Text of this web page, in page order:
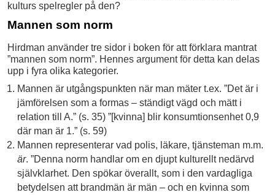
kulturs spelregler på den?
Mannen som norm
Hirdman använder tre sidor i boken för att förklara mantrat
”mannen som norm”. Hennes argument för detta kan delas
upp i fyra olika kategorier.
Mannen är utgångspunkten när man mäter t.ex. ”Det är i
jämförelsen som a formas – ständigt vägd och mätt i
relation till A.” (s. 35) ”[kvinna] blir konsumtionsenhet 0,9
där man är 1.” (s. 59)
Mannen representerar vad polis, läkare, tjänsteman m.m.
är. ”Denna norm handlar om en djupt kulturellt nedärvd
självklarhet. Den spökar överallt, som i den vardagliga
betydelsen att brandmän är män – och en kvinna som